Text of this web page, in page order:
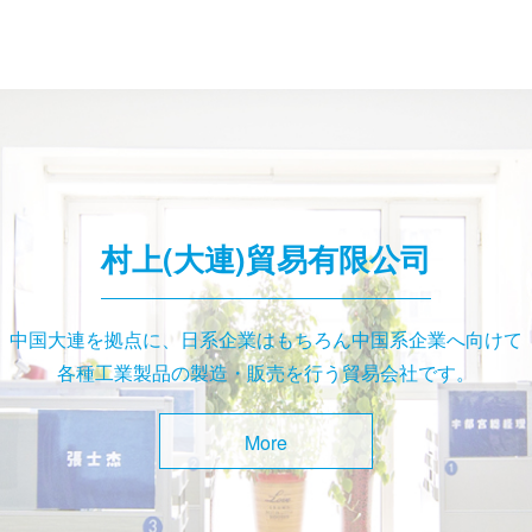
村上(大連)貿易有限公司
中国大連を拠点に、日系企業はもちろん中国系企業へ向けて
各種工業製品の製造・販売を行う貿易会社です。
More